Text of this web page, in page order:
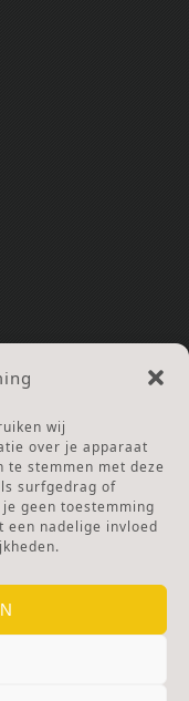
wij
over je apparaat
stemmen met deze
surfgedrag of
geen toestemming
nadelige invloed